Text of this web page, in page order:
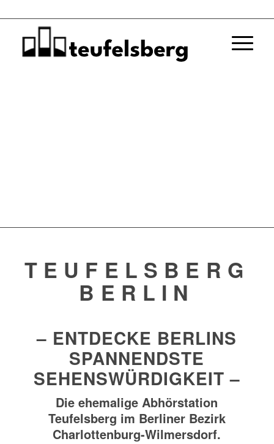
TEUFELSBERG
BERLIN
– ENTDECKE BERLINS
SPANNENDSTE
SEHENSWÜRDIGKEIT –
Die ehemalige Abhörstation
Teufelsberg im Berliner Bezirk
Charlottenburg-Wilmersdorf.